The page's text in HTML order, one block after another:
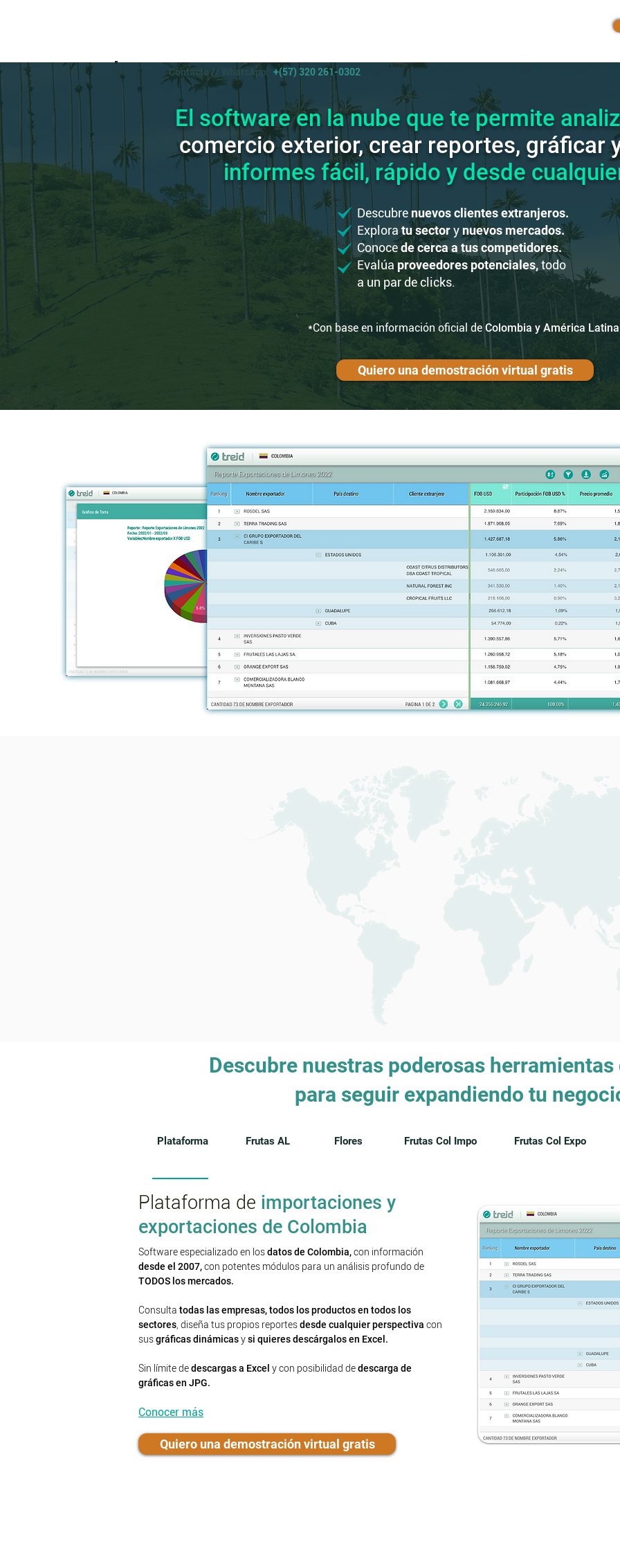
Contacto // WhatsApp: +(57) 320 261-0302
El software en la nube que te permite
comercio exterior,crear reportes, gráficar
informes fácil, rápido y desde
Descubre nuevos clientes extranjeros.
Exploratu sectory nuevos mercados.
Conocedecercaa tuscompetidores.
Evalúa proveedores potenciales,todo
a un par de clicks.
*Con base en información oficial de Colombia y América
Quiero una demostración virtual gratis
Descubre nuestras poderosas herramientas
para seguir expandiendo tu
Plataforma Frutas AL Flores Frutas Col Impo Frutas Col Expo
Plataforma de importaciones y
exportaciones de Colombia
Software especializado en losdatos de Colombia,con información
desde el 2007,con potentes módulos para un análisis profundo de
TODOS los mercados.
Consulta todas las empresas, todos los productos en todos los
sectores , diseña tus propios reportesdesde cualquier perspectiva con
susgráficas dinámicasysi quieres descárgalos en Excel.
Sin límite dedescargas a Excel y con posibilidad dedescarga de
gráficas en JPG.
Conocer más
Quiero una demostración virtual gratis